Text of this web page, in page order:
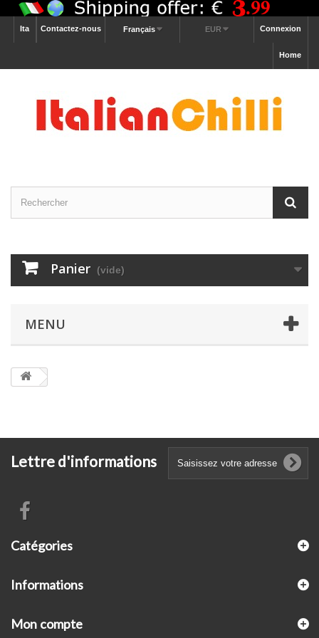
Connexion
EUR
Français
Contactez-nous
Ita
Home
Panier (vide)
MENU
Lettre d'informations
Catégories
Informations
Mon compte